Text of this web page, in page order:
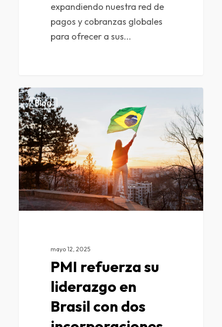
expandiendo nuestra red de
pagos y cobranzas globales
para ofrecer a sus...
Blog
mayo 12, 2025
PMI refuerza su
liderazgo en
Brasil con dos